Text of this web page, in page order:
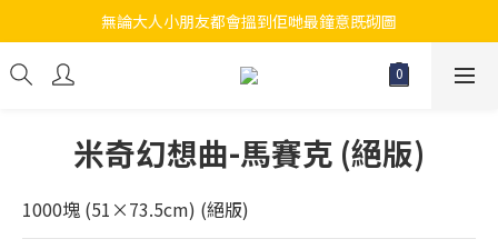
江帆天楊砌圖
無論大人小朋友都會搵到佢哋最鐘意既砌圖
江帆天楊砌圖
米奇幻想曲-馬賽克 (絕版)
1000塊 (51×73.5cm) (絕版)